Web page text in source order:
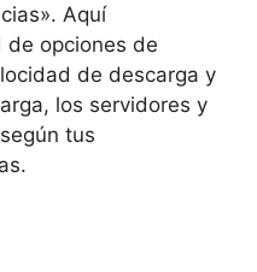
Aquí
de opciones de
de descarga y
los servidores y
tus